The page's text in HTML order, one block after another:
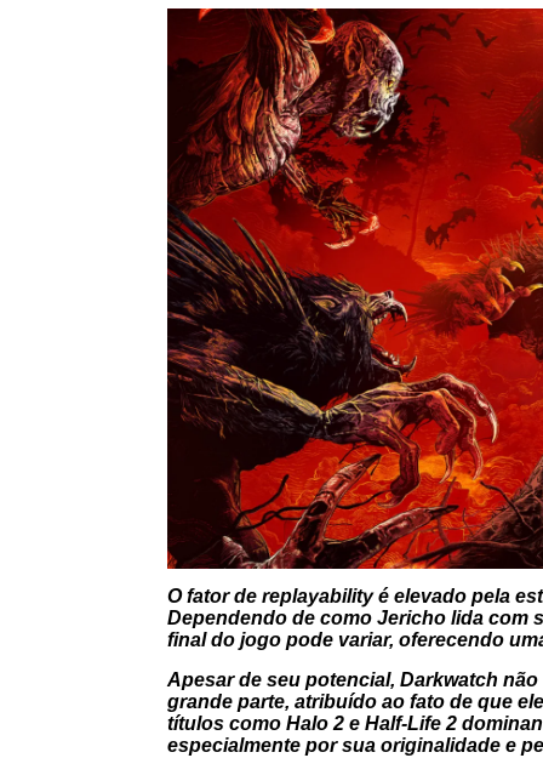
O fator de replayability é elevado pela
Dependendo de como Jericho lida com
final do jogo pode variar, oferecendo
Apesar de seu potencial, Darkwatch não
grande parte, atribuído ao fato de que
títulos como Halo 2e Half-Life 2
especialmente por sua originalidade e